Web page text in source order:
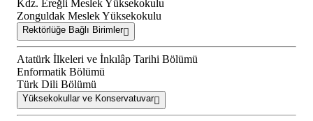
Kdz. Ereğli Meslek Yüksekokulu
Zonguldak Meslek Yüksekokulu
Rektörlüğe Bağlı Birimler
Atatürk İlkeleri ve İnkılâp Tarihi Bölümü
Enformatik Bölümü
Türk Dili Bölümü
Yüksekokullar ve Konservatuvar